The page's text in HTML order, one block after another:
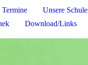
Unsere Schule
Download/Links